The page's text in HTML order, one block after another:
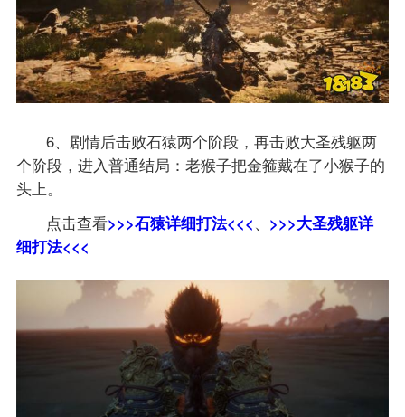
6、剧情后击败石猿两个阶段，再击败大圣残躯两
个阶段，进入普通结局：老猴子把金箍戴在了小猴子的
头上。
点击查看>>>石猿详细打法<<<、 >>>大圣残躯详
细打法<<<